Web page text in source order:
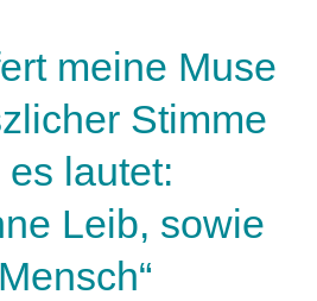
meine Muse
Stimme
lautet:
Leib, sowie